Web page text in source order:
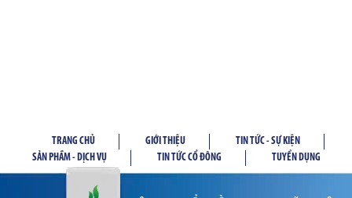
TRANG CHỦ GIỚI THIỆU
TIN TỨC - SỰ KIỆN
SẢN PHẦM - DỊCH VỤ
TIN TỨC CỔ ĐÔNG TUYỂN DỤNG